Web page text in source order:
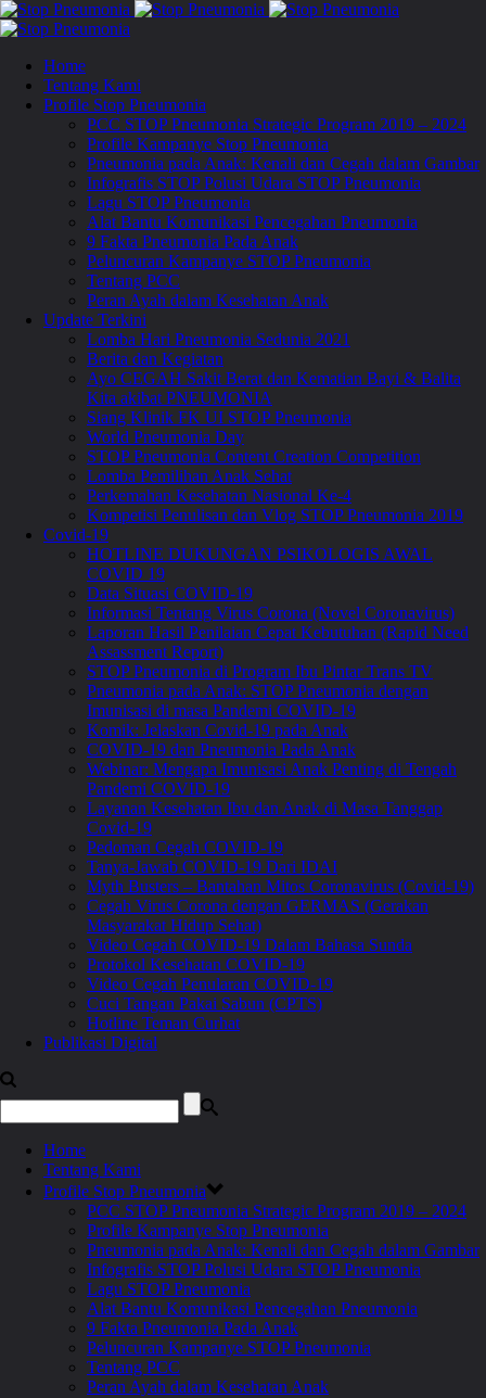
Home
Tentang Kami
Profile Stop Pneumonia
PCC STOP Pneumonia Strategic Program 2019 – 2024
Profile Kampanye Stop Pneumonia
Pneumonia pada Anak: Kenali dan Cegah dalam Gambar
Infografis STOP Polusi Udara STOP Pneumonia
Lagu STOP Pneumonia
Alat Bantu Komunikasi Pencegahan Pneumonia
9 Fakta Pneumonia Pada Anak
Peluncuran Kampanye STOP Pneumonia
Tentang PCC
Peran Ayah dalam Kesehatan Anak
Update Terkini
Lomba Hari Pneumonia Sedunia 2021
Berita dan Kegiatan
Ayo CEGAH Sakit Berat dan Kematian Bayi & Balita
Kita akibat PNEUMONIA
Siang Klinik FK UI STOP Pneumonia
World Pneumonia Day
STOP Pneumonia Content Creation Competition
Lomba Pemilihan Anak Sehat
Perkemahan Kesehatan Nasional Ke-4
Kompetisi Penulisan dan Vlog STOP Pneumonia 2019
Covid-19
HOTLINE DUKUNGAN PSIKOLOGIS AWAL
COVID 19
Data Situasi COVID-19
Informasi Tentang Virus Corona (Novel Coronavirus)
Laporan Hasil Penilaian Cepat Kebutuhan (Rapid Need
Assassment Report)
STOP Pneumonia di Program Ibu Pintar Trans TV
Pneumonia pada Anak: STOP Pneumonia dengan
Imunisasi di masa Pandemi COVID-19
Komik: Jelaskan Covid-19 pada Anak
COVID-19 dan Pneumonia Pada Anak
Webinar: Mengapa Imunisasi Anak Penting di Tengah
Pandemi COVID-19
Layanan Kesehatan Ibu dan Anak di Masa Tanggap
Covid-19
Pedoman Cegah COVID-19
Tanya-Jawab COVID-19 Dari IDAI
Myth Busters – Bantahan Mitos Coronavirus (Covid-19)
Cegah Virus Corona dengan GERMAS (Gerakan
Masyarakat Hidup Sehat)
Video Cegah COVID-19 Dalam Bahasa Sunda
Protokol Kesehatan COVID-19
Video Cegah Penularan COVID-19
Cuci Tangan Pakai Sabun (CPTS)
Hotline Teman Curhat
Publikasi Digital
Home
Tentang Kami
Profile Stop Pneumonia
PCC STOP Pneumonia Strategic Program 2019 – 2024
Profile Kampanye Stop Pneumonia
Pneumonia pada Anak: Kenali dan Cegah dalam Gambar
Infografis STOP Polusi Udara STOP Pneumonia
Lagu STOP Pneumonia
Alat Bantu Komunikasi Pencegahan Pneumonia
9 Fakta Pneumonia Pada Anak
Peluncuran Kampanye STOP Pneumonia
Tentang PCC
Peran Ayah dalam Kesehatan Anak